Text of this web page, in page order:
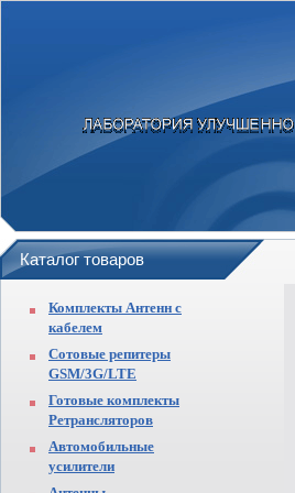
Каталог товаров
Комплекты Антенн с
кабелем
Сотовые репитеры
GSM/3G/LTE
Готовые комплекты
Ретрансляторов
Автомобильные
усилители